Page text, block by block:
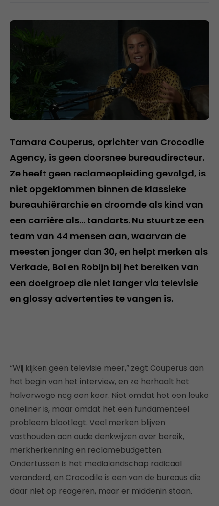
Tamara Couperus, oprichter van Crocodile
Agency, is geen doorsnee bureaudirecteur.
Ze heeft geen reclameopleiding gevolgd, is
niet opgeklommen binnen de klassieke
bureauhiërarchie en droomde als kind van
een carrière als… tandarts. Nu stuurt ze een
team van 44 mensen aan, waarvan de
meesten jonger dan 30, en helpt merken als
Verkade, Bol en Robijn bij het bereiken van
een doelgroep die niet langer via televisie
en glossy advertenties te vangen is.
“Wij kijken geen televisie meer,” zegt Couperus aan
het begin van het interview, en ze herhaalt het
halverwege nog een keer. Niet omdat het een leuke
oneliner is, maar omdat het een fundamenteel
probleem blootlegt. Veel merken blijven
vasthouden aan oude denkwijzen over bereik,
merkherkenning en reclamebudgetten.
Ondertussen is het medialandschap radicaal
veranderd, en Crocodile is een van de bureaus die
daar niet op reageren, maar er middenin staan.